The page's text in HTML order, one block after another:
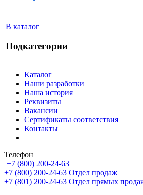
В каталог
Подкатегории
Каталог
Наши разработки
Наша история
Реквизиты
Вакансии
Сертификаты соответствия
Контакты
Телефон
+7 (800) 200-24-63
+7 (800) 200-24-63 Отдел продаж
+7 (801) 200-24-63 Отдел прямых